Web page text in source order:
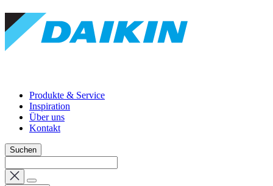
Produkte & Service
Inspiration
Über uns
Kontakt
Suchen